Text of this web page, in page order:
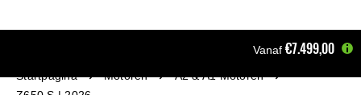
Vanaf €7.499,00
Startpagina Motoren
A2 & A1 Motoren